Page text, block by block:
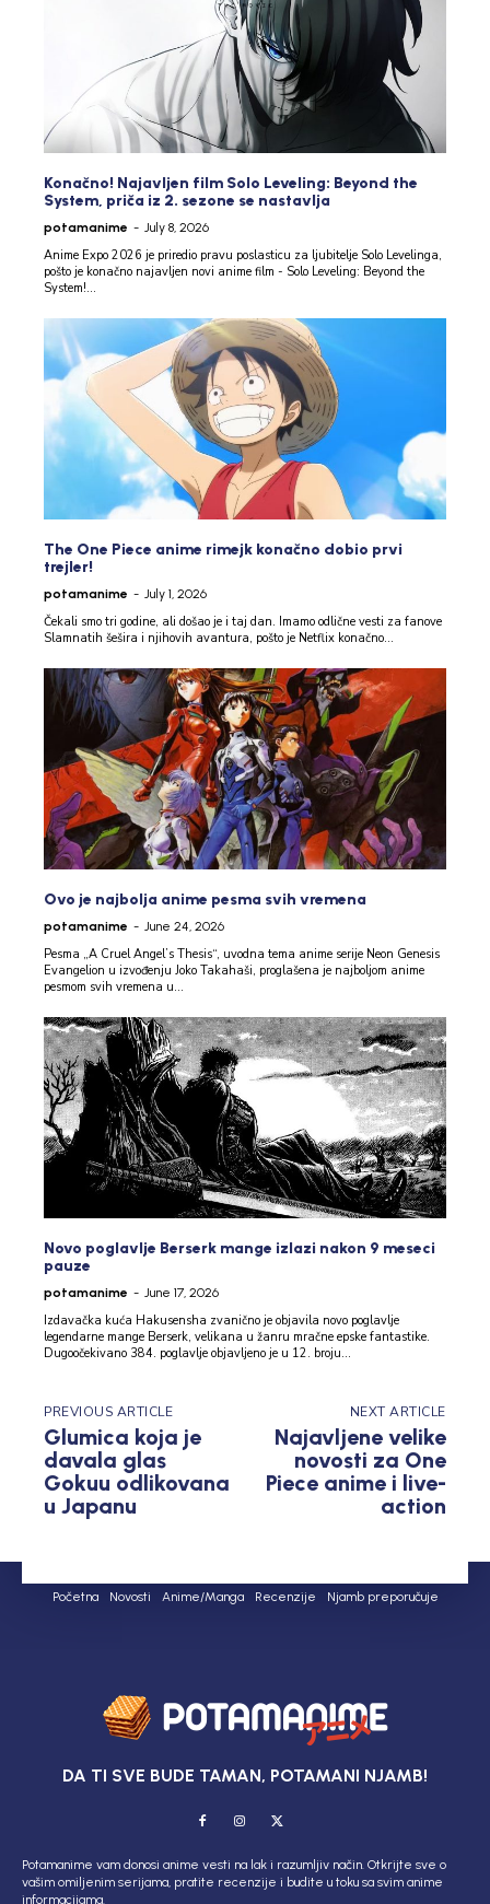
Konačno! Najavljen film Solo Leveling: Beyond the
System, priča iz 2. sezone se nastavlja
potamanime - July 8, 2026
Anime Expo 2026 je priredio pravu poslasticu za ljubitelje Solo Levelinga,
pošto je konačno najavljen novi anime film - Solo Leveling: Beyond the
System!...
The One Piece anime rimejk konačno dobio prvi
trejler!
potamanime - July 1, 2026
Čekali smo tri godine, ali došao je i taj dan. Imamo odlične vesti za fanove
Slamnatih šešira i njihovih avantura, pošto je Netflix konačno...
Ovo je najbolja anime pesma svih vremena
potamanime - June 24, 2026
Pesma „A Cruel Angel’s Thesis“, uvodna tema anime serije Neon Genesis
Evangelion u izvođenju Joko Takahaši, proglašena je najboljom anime
pesmom svih vremena u...
Novo poglavlje Berserk mange izlazi nakon 9 meseci
pauze
potamanime - June 17, 2026
Izdavačka kuća Hakusensha zvanično je objavila novo poglavlje
legendarne mange Berserk, velikana u žanru mračne epske fantastike.
Dugoočekivano 384. poglavlje objavljeno je u 12. broju...
PREVIOUS ARTICLE
Glumica koja je
davala glas
Gokuu odlikovana
u Japanu
NEXT ARTICLE
Najavljene velike
novosti za One
Piece anime i live-
action
Početna Novosti Anime/Manga Recenzije Njamb preporučuje
DA TI SVE BUDE TAMAN, POTAMANI NJAMB!
Potamanime vam donosi anime vesti na lak i razumljiv način. Otkrijte sve o
vašim omiljenim serijama, pratite recenzije i budite u toku sa svim anime
informacijama.